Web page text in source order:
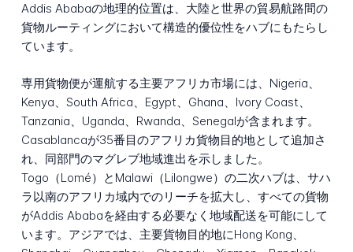
Addis Ababaの地理的位置は、大陸と世界の貿易航路間の
貨物ルーティングにおいて構造的優位性をハブにもたらし
ています。
専用貨物便が運航する主要アフリカ市場には、Nigeria、
Kenya、South Africa、Egypt、Ghana、Ivory Coast、
Tanzania、Uganda、Rwanda、Senegalが含まれます。
Casablancaが35番目のアフリカ貨物目的地として追加さ
れ、同部門のマグレブ地域進出を示しました。
Togo（Lomé）とMalawi（Lilongwe）の二次ハブは、サハ
ラ以南のアフリカ域内でのリーチを拡大し、すべての貨物
がAddis Ababaを経由する必要なく地域配送を可能にして
います。アジアでは、主要貨物目的地にHong Kong、